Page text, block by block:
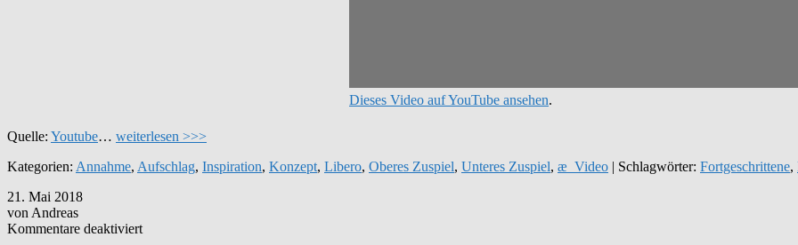
Dieses Video auf YouTube ansehen.
Quelle: Youtube… weiterlesen >>>
Kategorien: Annahme, Aufschlag, Inspiration, Konzept, Libero, Oberes Zuspiel, Unteres Zuspiel, æ_Video | Schlagwörter: Fortgeschrittene,
21. Mai 2018
von Andreas
Kommentare deaktiviertfür